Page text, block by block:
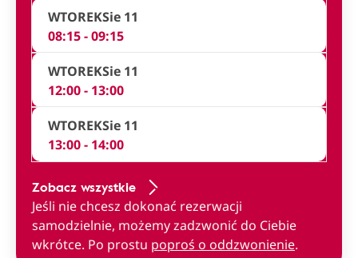
WTOREKSie 11
08:15 - 09:15
WTOREKSie 11
12:00 - 13:00
WTOREKSie 11
13:00 - 14:00
Zobacz wszystkie
Jeśli nie chcesz dokonać rezerwacji
samodzielnie, możemy zadzwonić do Ciebie
wkrótce. Po prostu poproś o oddzwonienie.